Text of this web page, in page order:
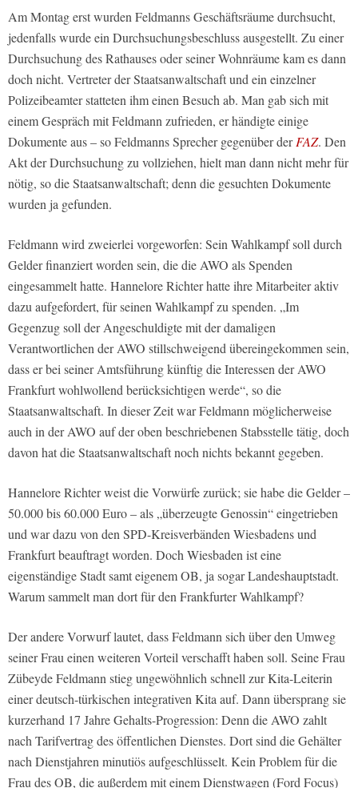
Am Montag erst wurden Feldmanns Geschäftsräume durchsucht,
jedenfalls wurde ein Durchsuchungsbeschluss ausgestellt. Zu einer
Durchsuchung des Rathauses oder seiner Wohnräume kam es dann
doch nicht. Vertreter der Staatsanwaltschaft und ein einzelner
Polizeibeamter statteten ihm einen Besuch ab. Man gab sich mit
einem Gespräch mit Feldmann zufrieden, er händigte einige
Dokumente aus – so Feldmanns Sprecher gegenüber derFAZ. Den
Akt der Durchsuchung zu vollziehen, hielt man dann nicht mehr für
nötig, so die Staatsanwaltschaft; denn die gesuchten Dokumente
wurden ja gefunden.
Feldmann wird zweierlei vorgeworfen: Sein Wahlkampf soll durch
Gelder finanziert worden sein, die die AWO als Spenden
eingesammelt hatte. Hannelore Richter hatte ihre Mitarbeiter aktiv
dazu aufgefordert, für seinen Wahlkampf zu spenden. „Im
Gegenzug soll der Angeschuldigte mit der damaligen
Verantwortlichen der AWO stillschweigend übereingekommen sein,
dass er bei seiner Amtsführung künftig die Interessen der AWO
Frankfurt wohlwollend berücksichtigen werde“, so die
Staatsanwaltschaft. In dieser Zeit war Feldmann möglicherweise
auch in der AWO auf der oben beschriebenen Stabsstelle tätig, doch
davon hat die Staatsanwaltschaft noch nichts bekannt gegeben.
Hannelore Richter weist die Vorwürfe zurück; sie habe die Gelder –
50.000 bis 60.000 Euro – als „überzeugte Genossin“ eingetrieben
und war dazu von den SPD-Kreisverbänden Wiesbadens und
Frankfurt beauftragt worden. Doch Wiesbaden ist eine
eigenständige Stadt samt eigenem OB, ja sogar Landeshauptstadt.
Warum sammelt man dort für den Frankfurter Wahlkampf?
Der andere Vorwurf lautet, dass Feldmann sich über den Umweg
seiner Frau einen weiteren Vorteil verschafft haben soll. Seine Frau
Zübeyde Feldmann stieg ungewöhnlich schnell zur Kita-Leiterin
einer deutsch-türkischen integrativen Kita auf. Dann übersprang sie
kurzerhand 17 Jahre Gehalts-Progression: Denn die AWO zahlt
nach Tarifvertrag des öffentlichen Dienstes. Dort sind die Gehälter
nach Dienstjahren minutiös aufgeschlüsselt. Kein Problem für die
Frau des OB, die außerdem mit einem Dienstwagen (Ford Focus)